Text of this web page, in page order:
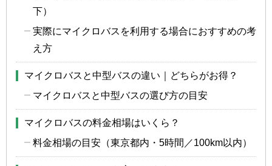
下）
実際にマイクロバスを利用する場合におすすめの考
え方
マイクロバスと中型バスの違い｜どちらがお得？
マイクロバスと中型バスの選び方の目安
マイクロバスの料金相場はいくら？
料金相場の目安（東京都内・5時間／100km以内）